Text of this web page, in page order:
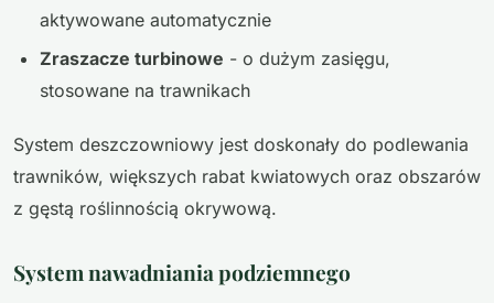
aktywowane automatycznie
Zraszacze turbinowe - o dużym zasięgu,
stosowane na trawnikach
System deszczowniowy jest doskonały do podlewania
trawników, większych rabat kwiatowych oraz obszarów
z gęstą roślinnością okrywową.
System nawadniania podziemnego